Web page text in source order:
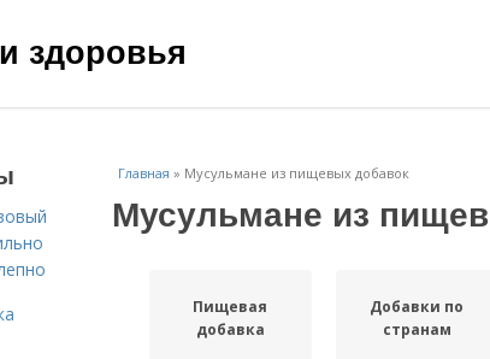
здоровья
Главная » Мусульмане из пищевых добавок
Мусульмане из
Пищевая
добавка
Добавки по
странам